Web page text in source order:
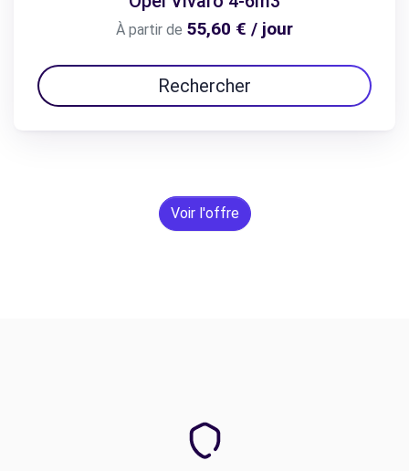
À partir de 55,60 € / jour
Rechercher
Voir l'offre